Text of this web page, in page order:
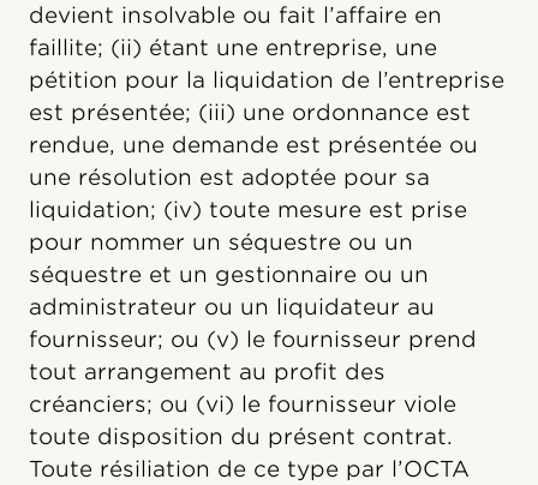
devient insolvable ou fait l’affaire en
faillite; (ii) étant une entreprise, une
pétition pour la liquidation de l’entreprise
est présentée; (iii) une ordonnance est
rendue, une demande est présentée ou
une résolution est adoptée pour sa
liquidation; (iv) toute mesure est prise
pour nommer un séquestre ou un
séquestre et un gestionnaire ou un
administrateur ou un liquidateur au
fournisseur; ou (v) le fournisseur prend
tout arrangement au profit des
créanciers; ou (vi) le fournisseur viole
toute disposition du présent contrat.
Toute résiliation de ce type par l’OCTA